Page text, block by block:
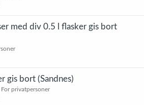
med div 0.5 l flasker gis bort
gis bort (Sandnes)
For privatpersoner